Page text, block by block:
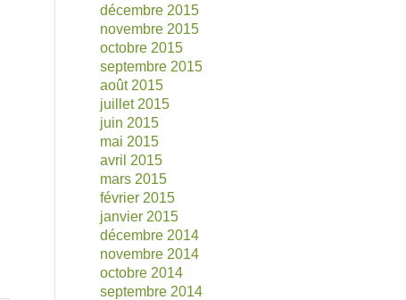
décembre 2015
novembre 2015
octobre 2015
septembre 2015
août 2015
juillet 2015
juin 2015
mai 2015
avril 2015
mars 2015
février 2015
janvier 2015
décembre 2014
novembre 2014
octobre 2014
septembre 2014